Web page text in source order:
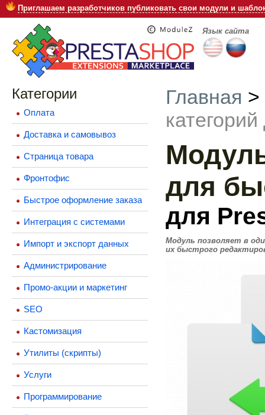
Приглашаем разработчиков публиковать свои модули и
Язык сайта
Категории
Оплата
Доставка и самовывоз
Страница товара
Фронтофис
Быстрое оформление заказа
Интеграция с системами
Импорт и экспорт данных
Администрирование
Промо-акции и маркетинг
SEO
Кастомизация
Утилиты (скрипты)
Услуги
Программирование
Главная >
для
для
Модуль позволяет в
их быстрого